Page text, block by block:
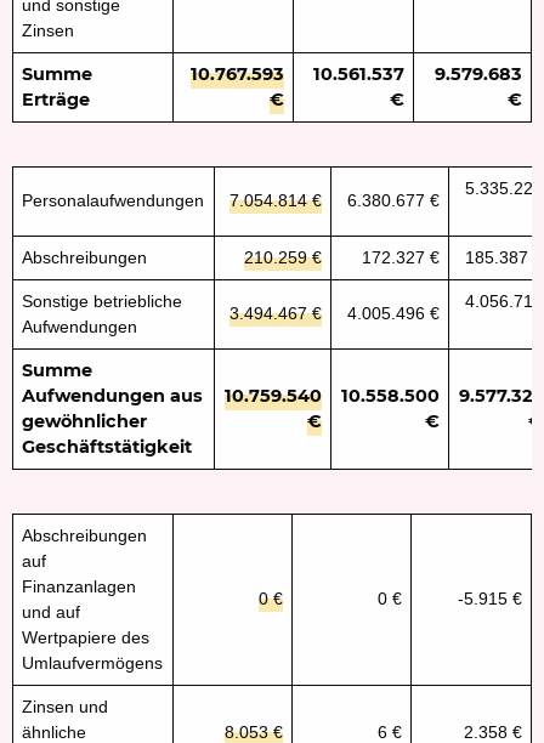
und sonstige
Zinsen
Summe
Erträge
10.767.593
€
10.561.537
€
9.579.683
€
Personalaufwendungen 7.054.814 € 6.380.677 €
5.335.224
Abschreibungen 210.259 € 172.327 € 185.387 €
Sonstige betriebliche
Aufwendungen
3.494.467 € 4.005.496 €
4.056.714
Summe
Aufwendungen aus
gewöhnlicher
Geschäftstätigkeit
10.759.540
€
10.558.500
€
9.577.325
€
Abschreibungen
auf
Finanzanlagen
und auf
Wertpapiere des
Umlaufvermögens
0 € 0 € -5.915 €
Zinsen und
ähnliche
8.053 € 6 € 2.358 €